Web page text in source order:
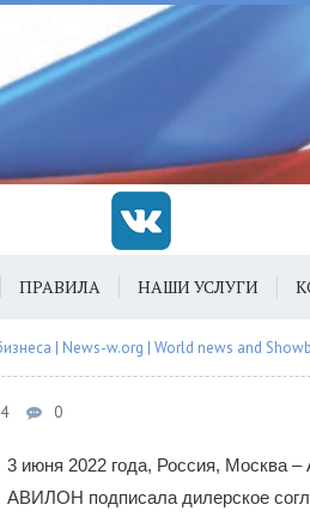
ПРАВИЛА НАШИ УСЛУГИ
| News-w.org | World news and
0
3 июня 2022 года, Россия, Москва –
АВИЛОН подписала дилерское